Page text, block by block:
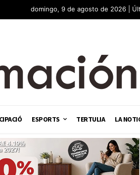
domingo, 9 de agosto de 2026 |
ESPORTS TERTULIA LA